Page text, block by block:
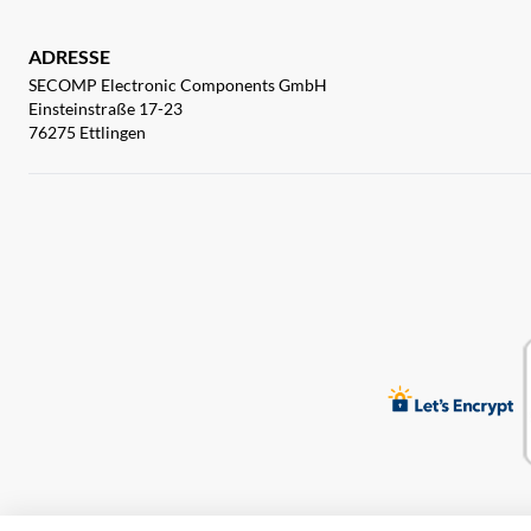
ADRESSE
SECOMP Electronic Components GmbH
Einsteinstraße 17-23
76275 Ettlingen